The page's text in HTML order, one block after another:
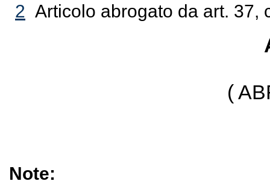
2 Articolo abrogato da art. 37,
(
Note: